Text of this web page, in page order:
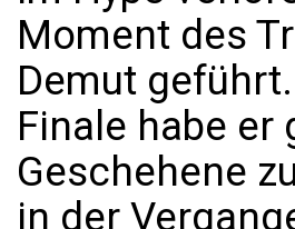
Moment des
Demut
Finale habe er
Geschehene
in der